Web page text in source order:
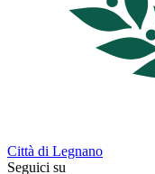
Città di Legnano
Seguici su